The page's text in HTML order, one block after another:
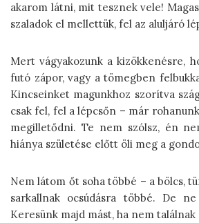
akarom látni, mit tesznek vele!
szaladok el mellettük, fel az aluljáró
Mert vágyakozunk a kizökkenésre,
futó zápor, vagy a tömegben
Kincseinket magunkhoz szorítva
csak fel, fel a lépcsőn – már
megilletődni. Te nem szólsz, én
hiánya születése előtt öli meg a
Nem látom őt soha többé – a bölcs,
sarkallnak ocsúdásra többé. De
Keresünk majd mást, ha nem